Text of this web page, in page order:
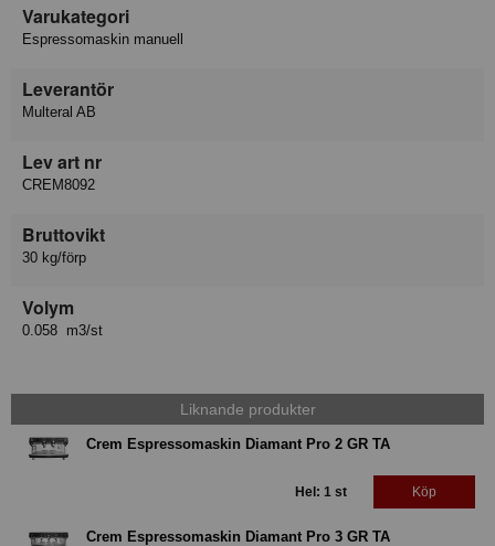
Varukategori
Espressomaskin manuell
Leverantör
Multeral AB
Lev art nr
CREM8092
Bruttovikt
30 kg/förp
Volym
0.058 m3/st
Liknande produkter
Crem Espressomaskin Diamant Pro 2 GR TA
Hel: 1 st Köp
Crem Espressomaskin Diamant Pro 3 GR TA